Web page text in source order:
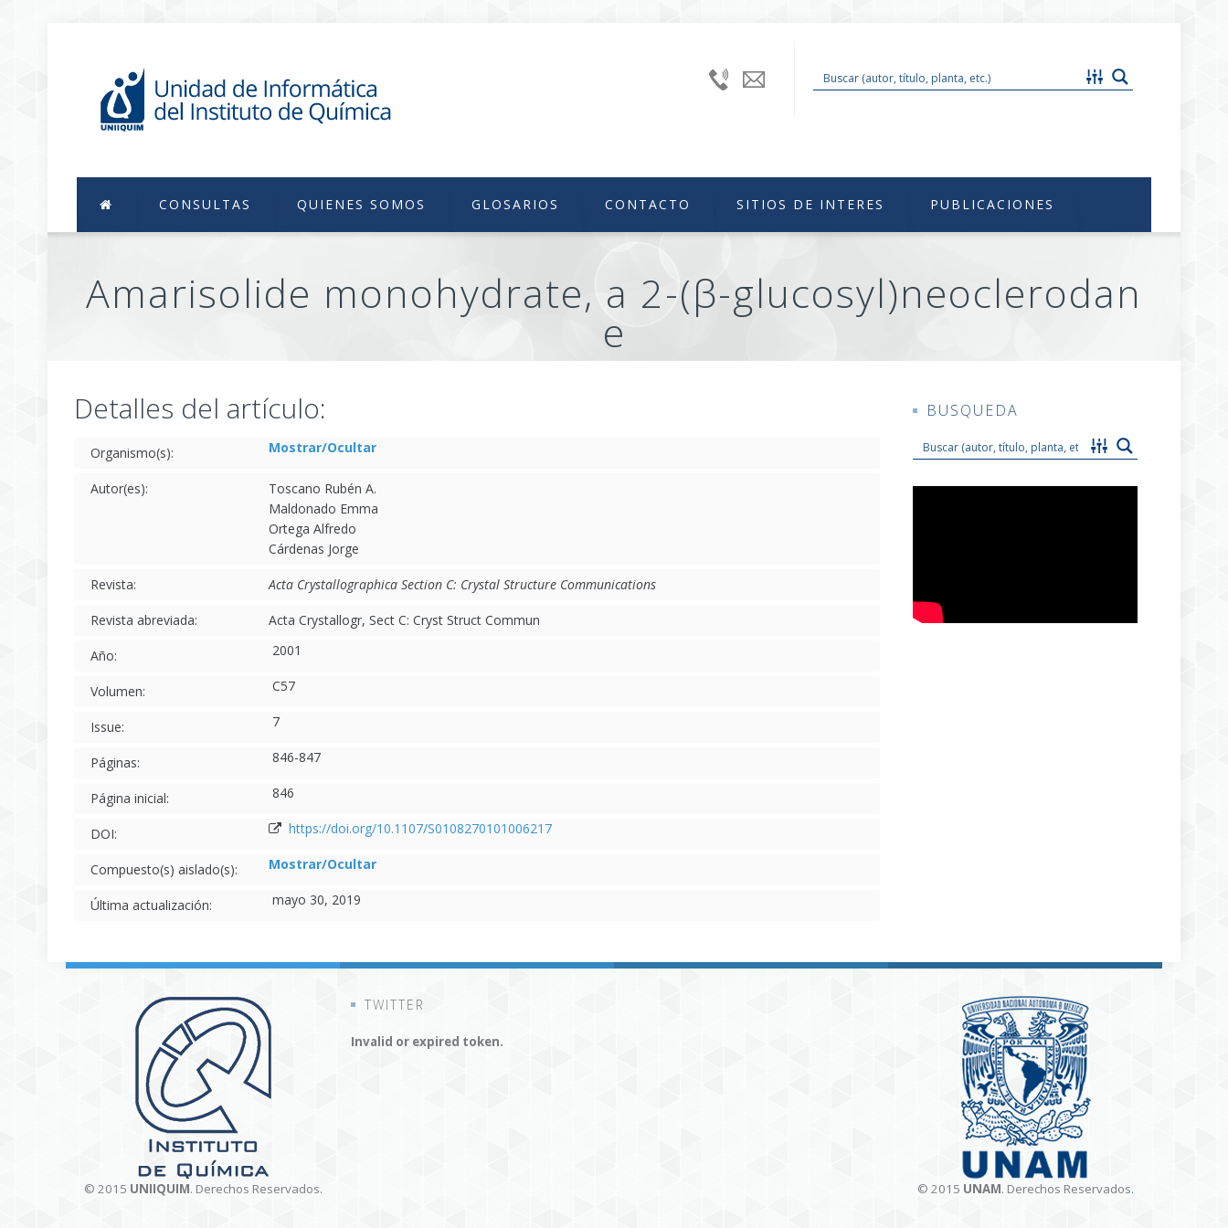
+52
uniiquim@unam.mx
CONSULTAS QUIENES SOMOS GLOSARIOS CONTACTO SITIOS DE INTERES PUBLICACIONES
Amarisolide monohydrate, a 2-(β-glucosyl)neoclerodan
e
Detalles del artículo:
Organismo(s): Mostrar/Ocultar
Autor(es):
Toscano Rubén A.
Maldonado Emma
Ortega Alfredo
Cárdenas Jorge
Revista: Acta Crystallographica Section C: Crystal Structure Communications
Revista abreviada: Acta Crystallogr, Sect C: Cryst Struct Commun
Año: 2001
Volumen: C57
Issue: 7
Páginas: 846-847
Página inicial: 846
DOI: https://doi.org/10.1107/S0108270101006217
Compuesto(s) aislado(s): Mostrar/Ocultar
Última actualización: mayo 30, 2019
BUSQUEDA
© 2015 UNIIQUIM. Derechos Reservados.
TWITTER
Invalid or expired token.
© 2015 UNAM. Derechos Reservados.